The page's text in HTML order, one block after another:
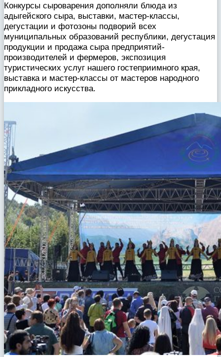
Конкурсы сыроварения дополняли блюда из
адыгейского сыра, выставки, мастер-классы,
дегустации и фотозоны подворий всех
муниципальных образований республики, дегустация
продукции и продажа сыра предприятий-
производителей и фермеров, экспозиция
туристических услуг нашего гостеприимного края,
выставка и мастер-классы от мастеров народного
прикладного искусства.